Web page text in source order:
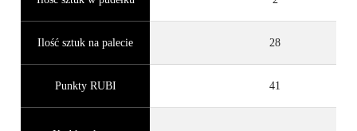
Ilość sztuk na palecie 28
Punkty RUBI 41